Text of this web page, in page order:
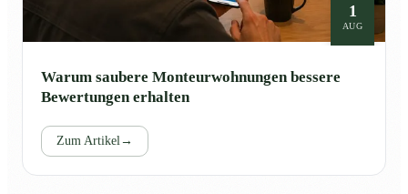
1
AUG
Warum saubere Monteurwohnungen bessere
Bewertungen erhalten
Zum Artikel→